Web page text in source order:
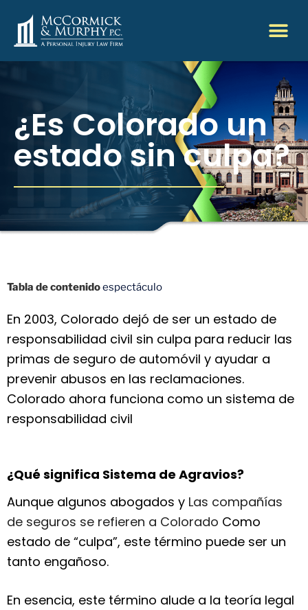
¿Es Colorado un
estado sin culpa?
Tabla de contenidoespectáculo
En 2003, Colorado dejó de ser un estado de
responsabilidad civil sin culpa para reducir las
primas de seguro de automóvil y ayudar a
prevenir abusos en las reclamaciones.
Colorado ahora funciona como un sistema de
responsabilidad civil
¿Qué significa Sistema de Agravios?
Aunque algunos abogados y Las compañías
de seguros se refieren a Colorado Como
estado de “culpa”, este término puede ser un
tanto engañoso.
En esencia, este término alude a la teoría legal